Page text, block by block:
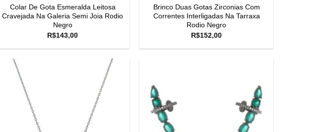
Colar De Gota Esmeralda Leitosa
Cravejada Na Galeria Semi Joia Rodio
Negro
R$143,00
Brinco Duas Gotas Zirconias Com
Correntes Interligadas Na Tarraxa
Rodio Negro
R$152,00